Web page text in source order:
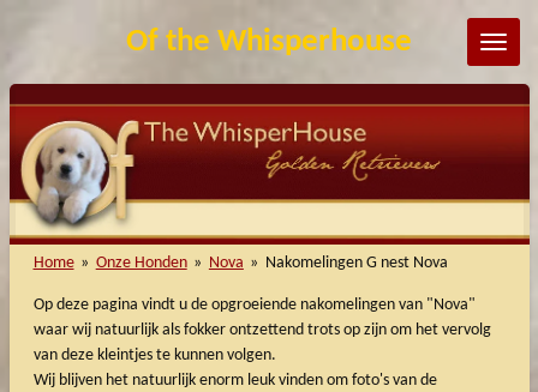
hoofdinhoud
Of the Whisperhouse
Home » Onze Honden » Nova » Nakomelingen G nest Nova
Op deze pagina vindt u de opgroeiende nakomelingen van "Nova"
waar wij natuurlijk als fokker ontzettend trots op zijn om het vervolg
van deze kleintjes te kunnen volgen.
Wij blijven het natuurlijk enorm leuk vinden om foto's van de